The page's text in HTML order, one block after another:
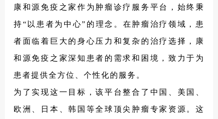
therapy-breakthrough-new-hope-for-solid-
tumor-treatment-in-2025/
cytotherapy.org/article/S1465-
3249(24)00970-8/fulltext
5.https://www.aacr.org/blog/2018/11/19/39
44-2-til-therapy/
oncology/article/27/Supplement_3/iii107/8
康和源免疫之家作为肿瘤诊疗服务平台，始终秉
持“以患者为中心”的理念。在肿瘤治疗领域，患
者面临着巨大的身心压力和复杂的治疗选择，康
和源免疫之家深知患者的需求和困境，致力于为
患者提供全方位、个性化的服务。
为了实现这一目标，该平台整合了中国、美国、
欧洲、日本、韩国等全球顶尖肿瘤专家资源。这